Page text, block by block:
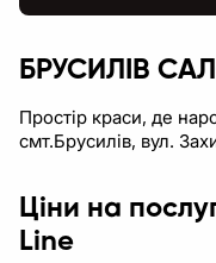
БРУСИЛІВ
Простір краси, де
смт.Брусилів, вул.
Ціни на
Line